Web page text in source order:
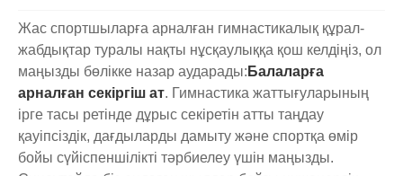
Жас спортшыларға арналған гимнастикалық құрал-
жабдықтар туралы нақты нұсқаулыққа қош келдіңіз, ол
маңызды бөлікке назар аударады: Балаларға
арналған секіргіш ат. Гимнастика жаттығуларының
ірге тасы ретінде дұрыс секіретін атты таңдау
қауіпсіздік, дағдыларды дамыту және спортқа өмір
бойы сүйіспеншілікті тәрбиелеу үшін маңызды.